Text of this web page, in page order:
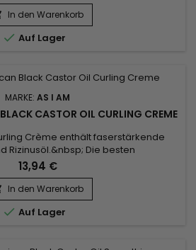
In den Warenkorb
 Auf Lager
MARKE: AS I AM
CASTOR OIL CURLING CREME
Crème enthält faserstärkende
Rizinusöl.&nbsp; Die besten
und Lockenverstärker der Natur
ein, während sie gleichzeitig
definieren. Diese reichhaltige Formel
sorgt für länger anhaltenden Halt,
Frizz und sorgt für...
13,94 €
In den Warenkorb
 Auf Lager